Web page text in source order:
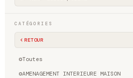
CATÉGORIES
RETOUR
Toutes
AMENAGEMENT INTERIEURE MAISON